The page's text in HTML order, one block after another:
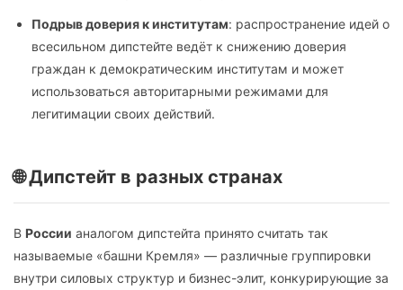
Подрыв доверия к институтам: распространение идей о
всесильном дипстейте ведёт к снижению доверия
граждан к демократическим институтам и может
использоваться авторитарными режимами для
легитимации своих действий.
🌐 Дипстейт в разных странах
В России аналогом дипстейта принято считать так
называемые «башни Кремля» — различные группировки
внутри силовых структур и бизнес-элит, конкурирующие за